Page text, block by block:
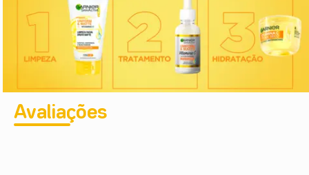
Avaliações